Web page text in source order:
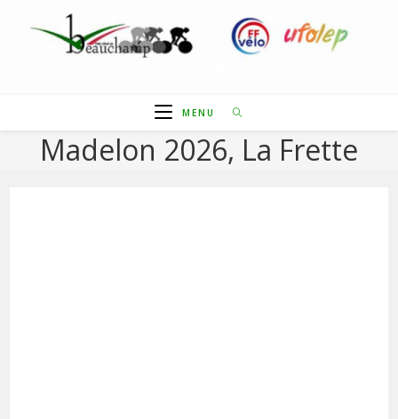
MENU
Madelon 2026, La Frette